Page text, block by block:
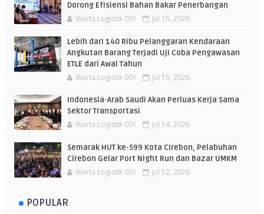
Dorong Efisiensi Bahan Bakar Penerbangan
Warta Logistik 001 Jul 15, 2026
Lebih dari 140 Ribu Pelanggaran Kendaraan
Angkutan Barang Terjadi Uji Coba Pengawasan
ETLE dari Awal Tahun
Warta Logistik 001 Jul 15, 2026
Indonesia-Arab Saudi Akan Perluas Kerja Sama
Sektor Transportasi
Warta Logistik 001 Jul 14, 2026
Semarak HUT ke-599 Kota Cirebon, Pelabuhan
Cirebon Gelar Port Night Run dan Bazar UMKM
Warta Logistik 001 Jul 12, 2026
POPULAR